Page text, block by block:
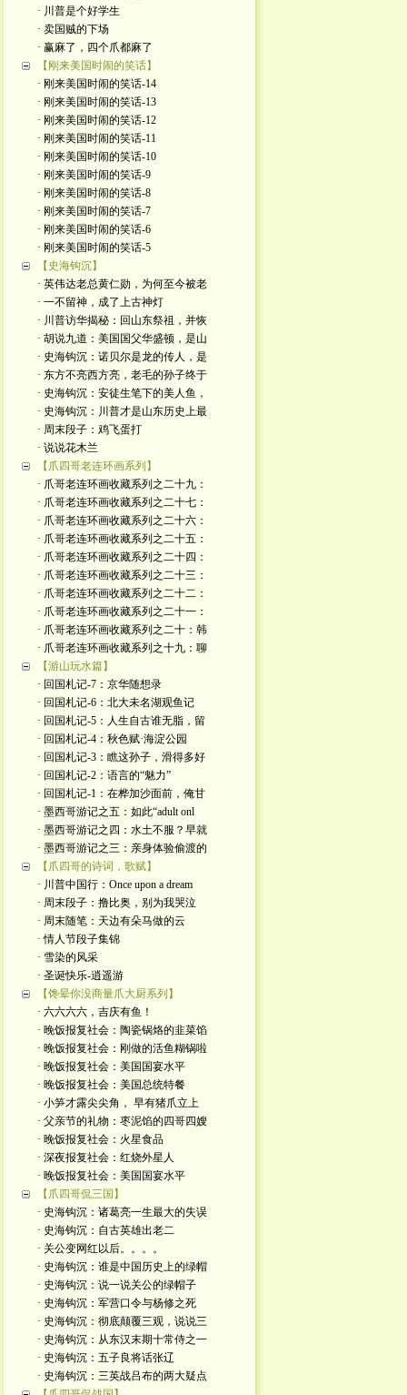
· 川普是个好学生
· 卖国贼的下场
· 赢麻了，四个爪都麻了
【刚来美国时闹的笑话】
· 刚来美国时闹的笑话-14
· 刚来美国时闹的笑话-13
· 刚来美国时闹的笑话-12
· 刚来美国时闹的笑话-11
· 刚来美国时闹的笑话-10
· 刚来美国时闹的笑话-9
· 刚来美国时闹的笑话-8
· 刚来美国时闹的笑话-7
· 刚来美国时闹的笑话-6
· 刚来美国时闹的笑话-5
【史海钩沉】
· 英伟达老总黄仁勋，为何至今被老
· 一不留神，成了上古神灯
· 川普访华揭秘：回山东祭祖，并恢
· 胡说九道：美国国父华盛顿，是山
· 史海钩沉：诺贝尔是龙的传人，是
· 东方不亮西方亮，老毛的孙子终于
· 史海钩沉：安徒生笔下的美人鱼，
· 史海钩沉：川普才是山东历史上最
· 周末段子：鸡飞蛋打
· 说说花木兰
【爪四哥老连环画系列】
· 爪哥老连环画收藏系列之二十九：
· 爪哥老连环画收藏系列之二十七：
· 爪哥老连环画收藏系列之二十六：
· 爪哥老连环画收藏系列之二十五：
· 爪哥老连环画收藏系列之二十四：
· 爪哥老连环画收藏系列之二十三：
· 爪哥老连环画收藏系列之二十二：
· 爪哥老连环画收藏系列之二十一：
· 爪哥老连环画收藏系列之二十：韩
· 爪哥老连环画收藏系列之十九：聊
【游山玩水篇】
· 回国札记-7：京华随想录
· 回国札记-6：北大未名湖观鱼记
· 回国札记-5：人生自古谁无脂，留
· 回国札记-4：秋色赋·海淀公园
· 回国札记-3：瞧这孙子，滑得多好
· 回国札记-2：语言的“魅力”
· 回国札记-1：在桦加沙面前，俺甘
· 墨西哥游记之五：如此“adult onl
· 墨西哥游记之四：水土不服？早就
· 墨西哥游记之三：亲身体验偷渡的
【爪四哥的诗词，歌赋】
· 川普中国行：Once upon a dream
· 周末段子：撸比奥，别为我哭泣
· 周末随笔：天边有朵马做的云
· 情人节段子集锦
· 雪染的风采
· 圣诞快乐-逍遥游
【馋晕你没商量爪大厨系列】
· 六六六六，吉庆有鱼！
· 晚饭报复社会：陶瓷锅烙的韭菜馅
· 晚饭报复社会：刚做的活鱼糊锅啦
· 晚饭报复社会：美国国宴水平
· 晚饭报复社会：美国总统特餐
· 小笋才露尖尖角， 早有猪爪立上
· 父亲节的礼物：枣泥馅的四哥四嫂
· 晚饭报复社会：火星食品
· 深夜报复社会：红烧外星人
· 晚饭报复社会：美国国宴水平
【爪四哥侃三国】
· 史海钩沉：诸葛亮一生最大的失误
· 史海钩沉：自古英雄出老二
· 关公变网红以后。。。。
· 史海钩沉：谁是中国历史上的绿帽
· 史海钩沉：说一说关公的绿帽子
· 史海钩沉：军营口令与杨修之死
· 史海钩沉：彻底颠覆三观，说说三
· 史海钩沉：从东汉末期十常侍之一
· 史海钩沉：五子良将话张辽
· 史海钩沉：三英战吕布的两大疑点